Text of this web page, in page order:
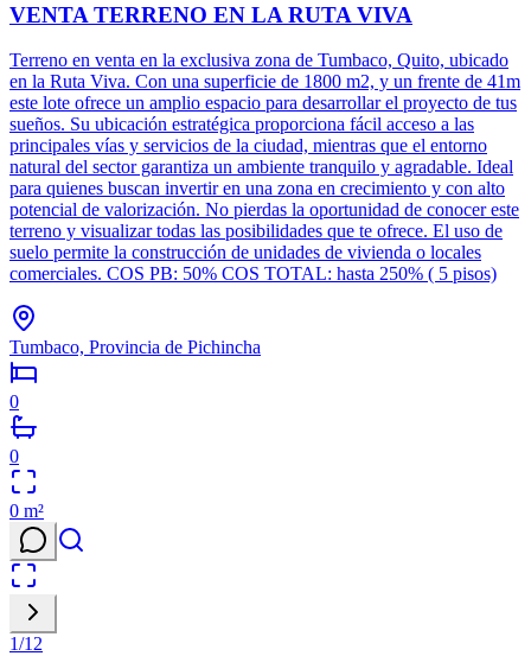
VENTA TERRENO EN LA RUTA VIVA
Terreno en venta en la exclusiva zona de Tumbaco, Quito, ubicado
en la Ruta Viva. Con una superficie de 1800 m2, y un frente de 41m
este lote ofrece un amplio espacio para desarrollar el proyecto de tus
sueños. Su ubicación estratégica proporciona fácil acceso a las
principales vías y servicios de la ciudad, mientras que el entorno
natural del sector garantiza un ambiente tranquilo y agradable. Ideal
para quienes buscan invertir en una zona en crecimiento y con alto
potencial de valorización. No pierdas la oportunidad de conocer este
terreno y visualizar todas las posibilidades que te ofrece. El uso de
suelo permite la construcción de unidades de vivienda o locales
comerciales. COS PB: 50% COS TOTAL: hasta 250% ( 5 pisos)
Tumbaco, Provincia de Pichincha
0
0
0 m²
1/12